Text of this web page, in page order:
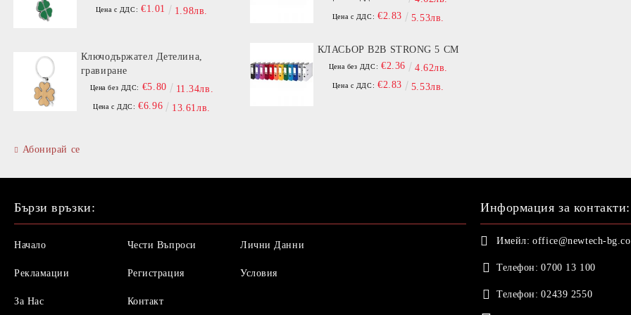
Цена с ДДС: €1.01 1.98лв.
Ключодържател Детелина,
гравиране
Цена без ДДС: €5.80 11.34лв.
Цена с ДДС: €6.96 13.61лв.
Абонирай се
Цена с ДДС: €2.83 5.53лв.
КЛАСЬОР B2B STRONG 5 СМ
Цена без ДДС: €2.36 4.62лв.
Цена с ДДС: €2.83 5.53лв.
Бързи връзки:
Начало
Рекламации
За Нас
Чести Въпроси
Регистрация
Контакт
Лични Данни
Условия
Информация за контакти:
Имейл: office@newtech-
Телефон: 0700 13 100
Телефон: 02439 2550